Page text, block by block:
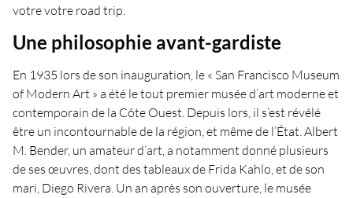
votre votre road trip.
Une philosophie avant-gardiste
En 1935 lors de son inauguration, le « San Francisco Museum
of Modern Art » a été le tout premier musée d’art moderne et
contemporain de la Côte Ouest. Depuis lors, il s’est révélé
être un incontournable de la région, et même de l’État. Albert
M. Bender, un amateur d’art, a notamment donné plusieurs
de ses œuvres, dont des tableaux de Frida Kahlo, et de son
mari, Diego Rivera. Un an après son ouverture, le musée